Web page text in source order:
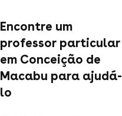
Encontre um
professor particular
em Conceição de
Macabu para ajudá-
lo